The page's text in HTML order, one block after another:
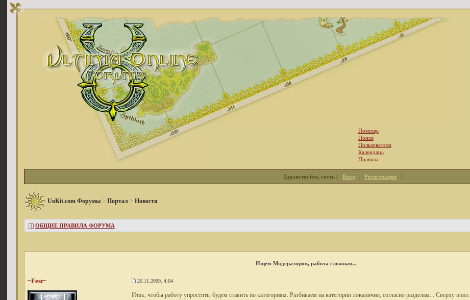
Помощь
Поиск
Пользователи
Календарь
Правила
Здравствуйте, гость ( Вход | Регистрация )
UoKit.com Форумы> Портал> Новости
ОБЩИЕ ПРАВИЛА ФОРУМА
Ищем Модераторов, работа сложная...
~Fest~ 26.11.2009, 4:04
Итак, чтобы работу упростить, будем ставить по категориям. Разбиваем на категории локанично, согласно разделам... Сверху вниз: